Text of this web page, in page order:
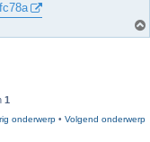
1
onderwerp • Volgend onderwerp